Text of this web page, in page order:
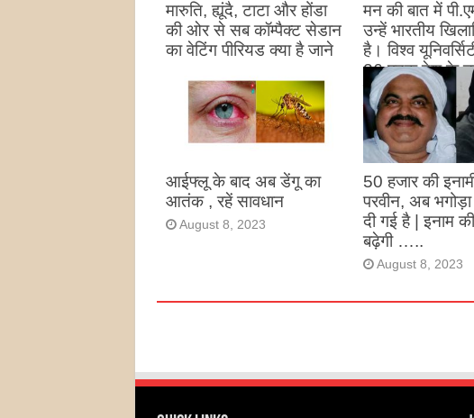
मारुति, ह्यूंदै, टाटा और होंडा
की ओर से सब कॉम्पैक्ट सेडान
का वेटिंग पीरियड क्या है जाने
मन की बात में
उन्हें भारतीय
है। विश्व
26 पदक देश के
उन्होंने देश का नाम
है
August 27, 2023
आईफ्लू के बाद अब डेंगू का
आतंक , रहें सावधान
August 8, 2023
50 हजार की
परवीन, अब
दी गई है | इनाम
बढ़ेगी …..
August 8, 2023